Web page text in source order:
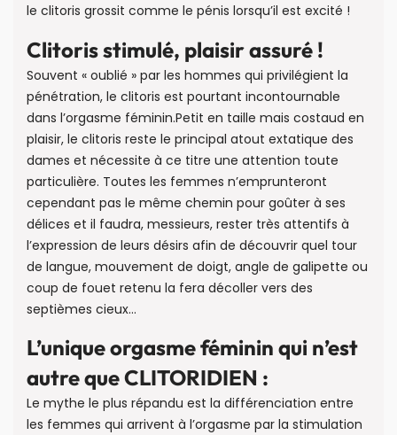
le clitoris grossit comme le pénis lorsqu’il est excité !
Clitoris stimulé, plaisir assuré !
Souvent « oublié » par les hommes qui privilégient la
pénétration, le clitoris est pourtant incontournable
dans l’orgasme féminin.Petit en taille mais costaud en
plaisir, le clitoris reste le principal atout extatique des
dames et nécessite à ce titre une attention toute
particulière. Toutes les femmes n’emprunteront
cependant pas le même chemin pour goûter à ses
délices et il faudra, messieurs, rester très attentifs à
l’expression de leurs désirs afin de découvrir quel tour
de langue, mouvement de doigt, angle de galipette ou
coup de fouet retenu la fera décoller vers des
septièmes cieux…
L’unique orgasme féminin qui n’est
autre que CLITORIDIEN :
Le mythe le plus répandu est la différenciation entre
les femmes qui arrivent à l’orgasme par la stimulation